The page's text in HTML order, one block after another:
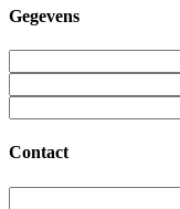
Gegevens
Contact